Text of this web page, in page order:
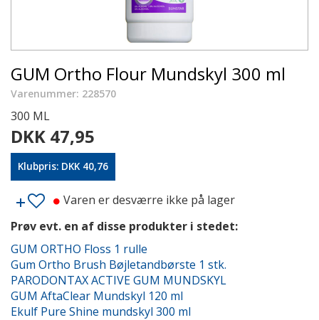
GUM Ortho Flour Mundskyl 300 ml
Varenummer: 228570
300 ML
DKK 47,95
Klubpris: DKK 40,76
Varen er desværre ikke på lager
Prøv evt. en af disse produkter i stedet:
GUM ORTHO Floss 1 rulle
Gum Ortho Brush Bøjletandbørste 1 stk.
PARODONTAX ACTIVE GUM MUNDSKYL
GUM AftaClear Mundskyl 120 ml
Ekulf Pure Shine mundskyl 300 ml